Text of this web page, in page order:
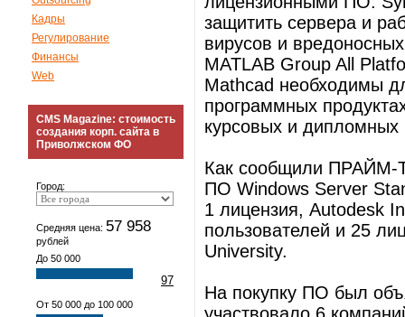
Кадры
Регулирование
Финансы
Web
CMS Magazine: стоимость
создания корп. сайта в
Приволжском ФО
Город:
Средняя цена: 57 958
рублей
До 50 000
97
От 50 000 до 100 000
защитить сервера и
вирусов и
MATLAB Group All
Mathcad необходимы
программных
курсовых и дипломных
Как сообщили ПРАЙМ-
ПО Windows Server
1 лицензия, Autodesk
пользователей и 25
University.
На покупку ПО был